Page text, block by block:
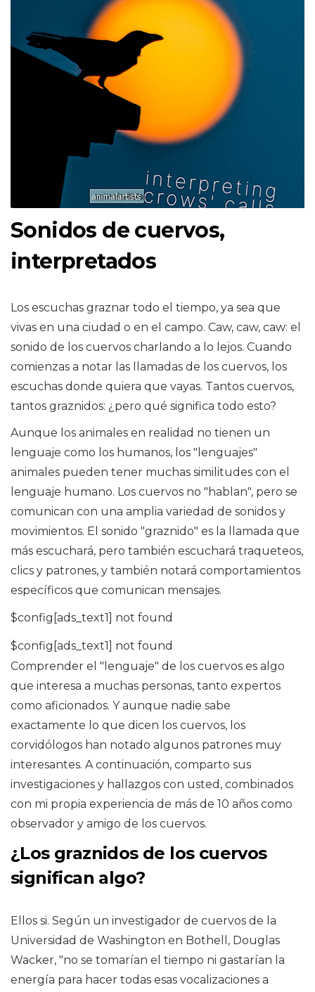
Sonidos de cuervos,
interpretados
Los escuchas graznar todo el tiempo, ya sea que
vivas en una ciudad o en el campo. Caw, caw, caw: el
sonido de los cuervos charlando a lo lejos. Cuando
comienzas a notar las llamadas de los cuervos, los
escuchas donde quiera que vayas. Tantos cuervos,
tantos graznidos: ¿pero qué significa todo esto?
Aunque los animales en realidad no tienen un
lenguaje como los humanos, los "lenguajes"
animales pueden tener muchas similitudes con el
lenguaje humano. Los cuervos no "hablan", pero se
comunican con una amplia variedad de sonidos y
movimientos. El sonido "graznido" es la llamada que
más escuchará, pero también escuchará traqueteos,
clics y patrones, y también notará comportamientos
específicos que comunican mensajes.
$config[ads_text1] not found
$config[ads_text1] not found
Comprender el "lenguaje" de los cuervos es algo
que interesa a muchas personas, tanto expertos
como aficionados. Y aunque nadie sabe
exactamente lo que dicen los cuervos, los
corvidólogos han notado algunos patrones muy
interesantes. A continuación, comparto sus
investigaciones y hallazgos con usted, combinados
con mi propia experiencia de más de 10 años como
observador y amigo de los cuervos.
¿Los graznidos de los cuervos
significan algo?
Ellos si. Según un investigador de cuervos de la
Universidad de Washington en Bothell, Douglas
Wacker, "no se tomarían el tiempo ni gastarían la
energía para hacer todas esas vocalizaciones a